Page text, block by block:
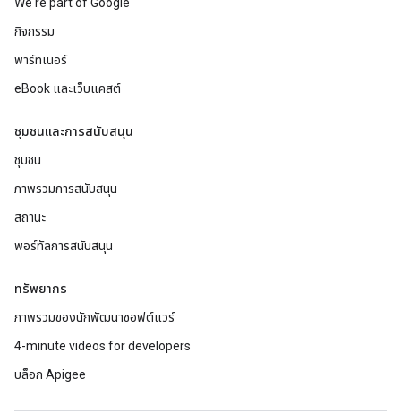
กิจกรรม
พาร์ทเนอร์
eBook และเว็บแคสต์
ชุมชนและการสนับสนุน
ชุมชน
ภาพรวมการสนับสนุน
สถานะ
พอร์ทัลการสนับสนุน
ทรัพยากร
ภาพรวมของนักพัฒนาซอฟต์แวร์
4-minute videos for developers
บล็อก Apigee